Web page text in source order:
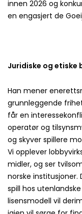
innen 2026 og
en engasjert de
Juridiske og etiske
Han mener
grunnleggende
får en
operatør og
og skyver spillere
Vi opplever
midler, og ser
norske
spill hos
lisensmodell vil